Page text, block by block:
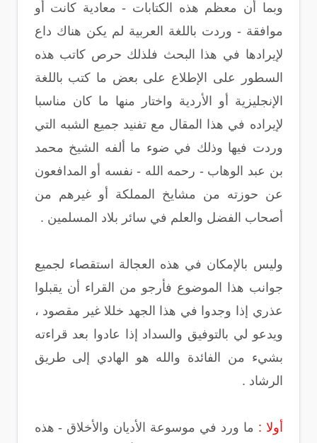
وبما أن معظم هذه الكتابات - معادية كانت أو
موافقة - وردت باللغة العربية لم يكن هناك داع
لإيرادها في هذا البحث فلذلك حرص كاتب هذه
السطور على الإطلاع على بعض ما كتب باللغة
الإنجليزية أو الأردية واختار منها ما كان مناسبا
لإيراده في هذا المقال مع تفنيد جميع الشبه التي
وردت فيها وذلك في ضوء ما ألفه الشيخ محمد
بن عبد الوهاب - رحمه الله - نفسه أو المدافعون
عن حوزته من مشايخ المملكة أو غيرهم من
أصحاب الفضل والعلم في سائر بلاد المسلمين .
وليس بالإمكان في هذه العجالة استقصاء لجميع
جوانب هذا الموضوع فأرجو من القراء أن يقبلوا
عذري إذا وجدوا في هذا الجهد خللا غير مقصود ،
ويدعو لي بالتوفيق والسداد إذا عادوا بعد قراءته
بشيء من الفائدة والله هو الهادي إلى طريق
الرشاد .
أولا : ما ورد في موسوعة الأديان والأخلاق - هذه